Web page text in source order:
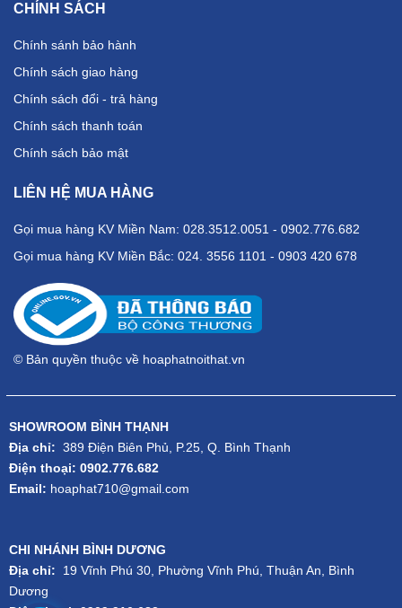
CHÍNH SÁCH
Chính sánh bảo hành
Chính sách giao hàng
Chính sách đổi - trả hàng
Chính sách thanh toán
Chính sách bảo mật
LIÊN HỆ MUA HÀNG
Gọi mua hàng KV Miền Nam: 028.3512.0051 - 0902.776.682
Gọi mua hàng KV Miền Bắc: 024. 3556 1101 - 0903 420 678
© Bản quyền thuộc về hoaphatnoithat.vn
SHOWROOM BÌNH THẠNH
Địa chỉ: 389 Điện Biên Phủ, P.25, Q. Bình Thạnh
Điện thoại: 0902.776.682
Email: hoaphat710@gmail.com
CHI NHÁNH BÌNH DƯƠNG
Địa chỉ: 19 Vĩnh Phú 30, Phường Vĩnh Phú, Thuận An, Bình
Dương